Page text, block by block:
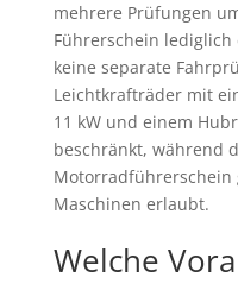
mehrere Prüfungen
Führerschein
keine separate
Leichtkrafträder mit
11 kW und einem
beschränkt, während
Motorradführerschein
Maschinen erlaubt.
Welche